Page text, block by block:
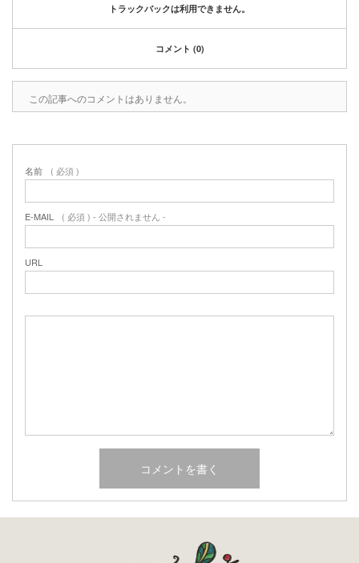
トラックバックは利用できません。
コメント (0)
この記事へのコメントはありません。
名前 ( 必須 )
E-MAIL ( 必須 ) - 公開されません -
URL